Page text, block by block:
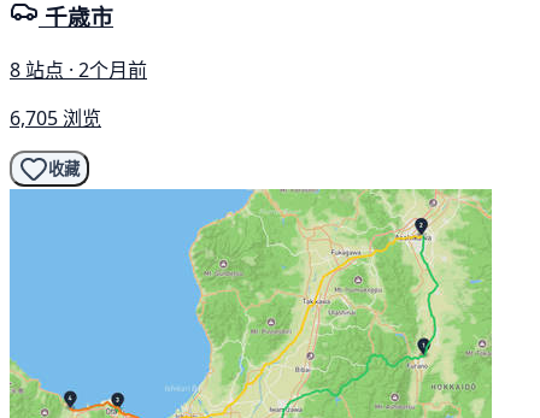
千歳市
8 站点 · 2个月前
6,705 浏览
收藏